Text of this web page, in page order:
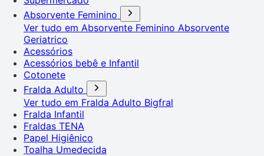
Absorvente Feminino
Ver tudo em Absorvente Feminino Absorvente
Geriatrico
Acessórios
Acessórios bebê e Infantil
Cotonete
Fralda Adulto
Ver tudo em Fralda Adulto Bigfral
Fralda Infantil
Fraldas TENA
Papel Higiênico
Toalha Umedecida